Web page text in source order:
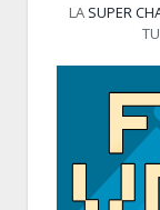
LA SUPER